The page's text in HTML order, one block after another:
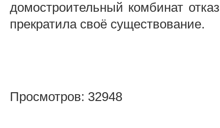
домостроительный комбинат
прекратила своё существование.
Просмотров: 32948